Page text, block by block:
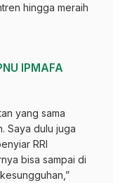
hingga meraih
IPMAFA
yang sama
Saya dulu juga
RRI
bisa sampai di